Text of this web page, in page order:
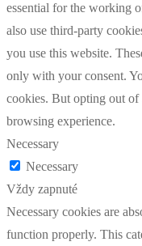
essential for the working
also use third-party
you use this website.
only with your consent.
cookies. But opting out of
browsing experience.
Necessary
Necessary
Vždy zapnuté
Necessary cookies are
function properly. This